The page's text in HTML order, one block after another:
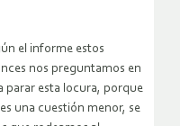
el informe estos
nos preguntamos en
parar esta locura, porque
una cuestión menor, se